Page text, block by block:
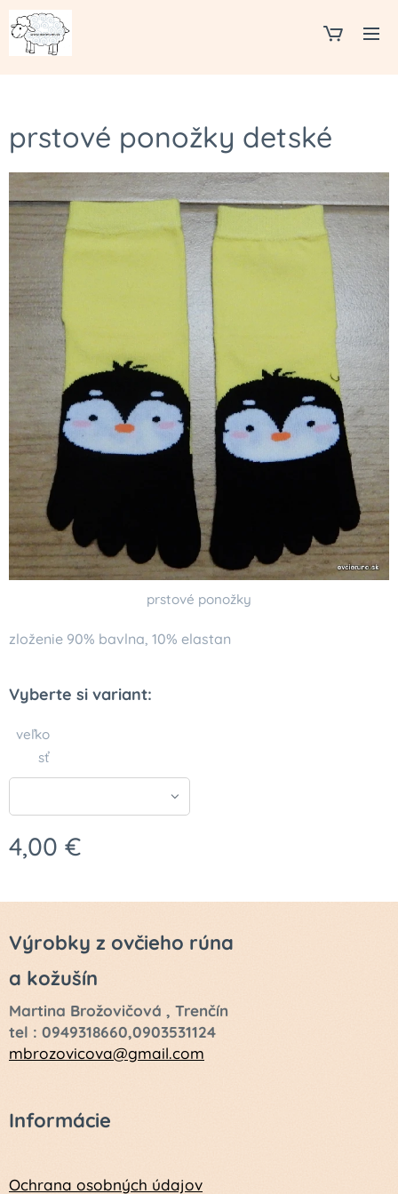
prstové ponožky detské
prstové ponožky
zloženie 90% bavlna, 10% elastan
Vyberte si variant:
veľko
sť
4,00 €
Výrobky z ovčieho rúna
a kožušín
Martina Brožovičová , Trenčín
tel : 0949318660,0903531124
mbrozovicova@gmail.com
Informácie
Ochrana osobných údajov